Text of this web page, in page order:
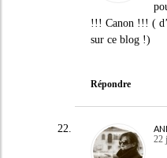
!!! Canon !!! (
sur ce blog !)
Répondre
22